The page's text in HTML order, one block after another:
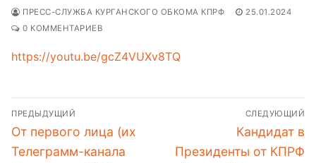
ПРЕСС-СЛУЖБА КУРГАНСКОГО ОБКОМА КПРФ
25.01.2024
0 КОММЕНТАРИЕВ
https://youtu.be/gcZ4VUXv8TQ
Навигация
по
записям
ПРЕДЫДУЩИЙ
Предыдущая
запись:
От первого лица (их
Телеграмм-канала
СЛЕДУЮЩИЙ
Следующая
запись:
Кандидат в
Президенты от КПРФ